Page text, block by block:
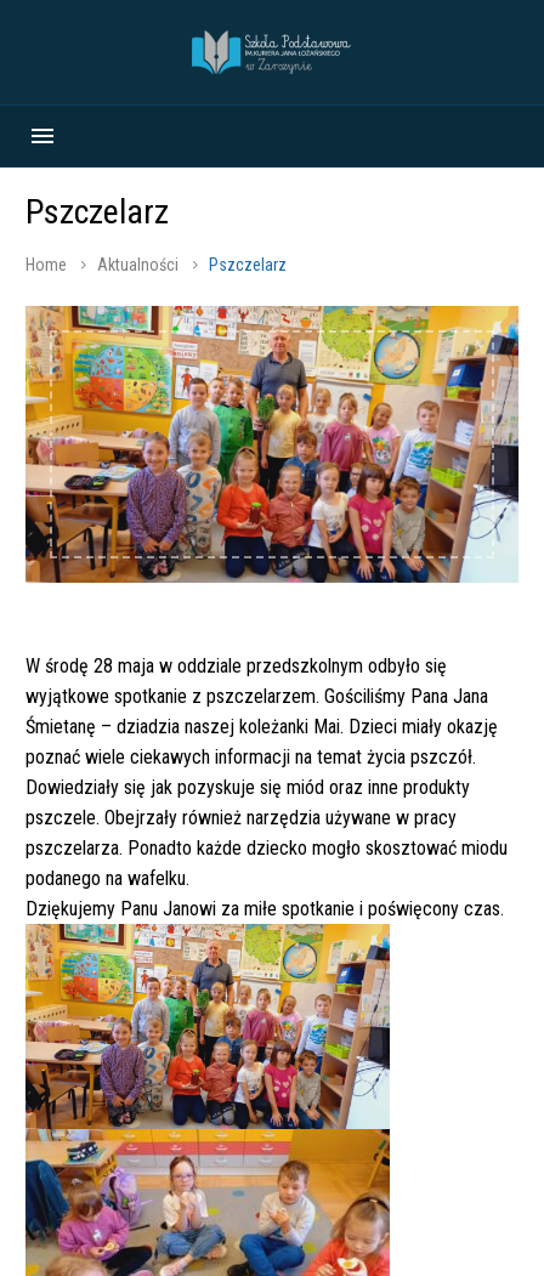
Pszczelarz
Home Aktualności Pszczelarz
W środę 28 maja w oddziale przedszkolnym odbyło się
wyjątkowe spotkanie z pszczelarzem. Gościliśmy Pana Jana
Śmietanę – dziadzia naszej koleżanki Mai. Dzieci miały okazję
poznać wiele ciekawych informacji na temat życia pszczół.
Dowiedziały się jak pozyskuje się miód oraz inne produkty
pszczele. Obejrzały również narzędzia używane w pracy
pszczelarza. Ponadto każde dziecko mogło skosztować miodu
podanego na wafelku.
Dziękujemy Panu Janowi za miłe spotkanie i poświęcony czas.